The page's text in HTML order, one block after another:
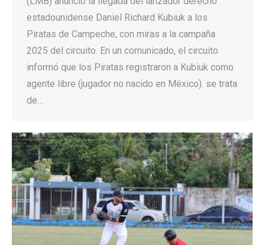
estadounidense Daniel Richard Kubiuk a los
Piratas de Campeche, con miras a la campaña
2025 del circuito. En un comunicado, el circuito
informó que los Piratas registraron a Kubiuk como
agente libre (jugador no nacido en México). se trata
de…